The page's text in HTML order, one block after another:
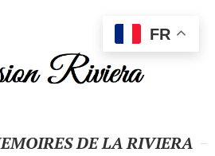
DE LA RIVIERA
FR